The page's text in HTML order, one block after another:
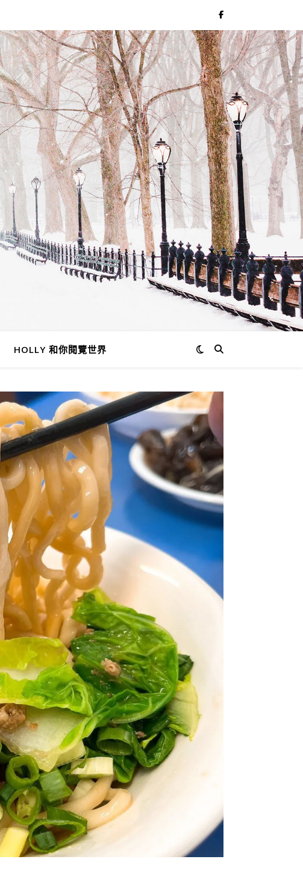
HOLLY 和你閱覽世界